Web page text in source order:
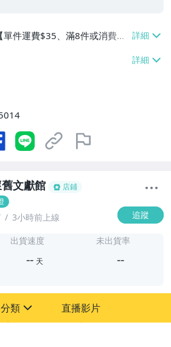
件運費$35、滿8件或消費滿
】、郵局掛號【單件運費$3
費滿$3000免運費】
文獻館
店鋪
3小時前上線 追蹤
出貨速度
-- 天
未出貨率
--
類 直播影片